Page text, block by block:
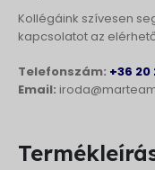
Kollégáink szívesen
kapcsolatot az
Telefonszám: +36 20
Email: